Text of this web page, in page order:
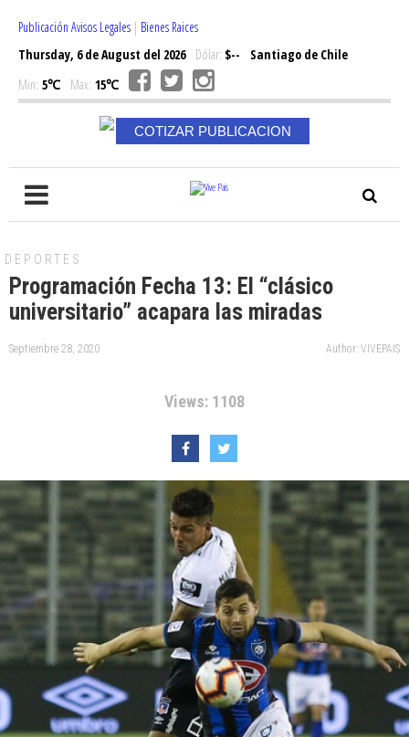
Publicación Avisos Legales | Bienes Raices
Thursday, 6 de August del 2026Dólar: $--
Santiago de Chile
Min: 5℃ Max: 15℃
COTIZAR PUBLICACION
DEPORTES
Programación Fecha 13: El “clásico
universitario” acapara las miradas
Septiembre 28, 2020 Author: VIVEPAIS
Views: 1108